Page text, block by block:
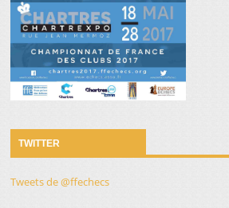
TWITTER
Tweets de @ffechecs